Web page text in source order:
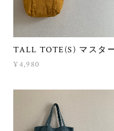
TALL TOTE(S) マスタ
¥4,980